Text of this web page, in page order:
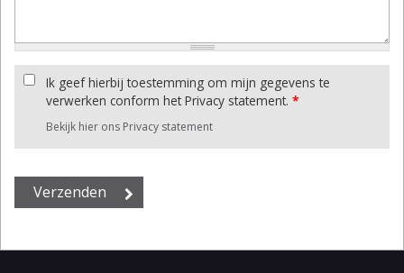
Ik geef hierbij toestemming om mijn gegevens te
verwerken conform het Privacy statement. *
Bekijk hier ons Privacy statement